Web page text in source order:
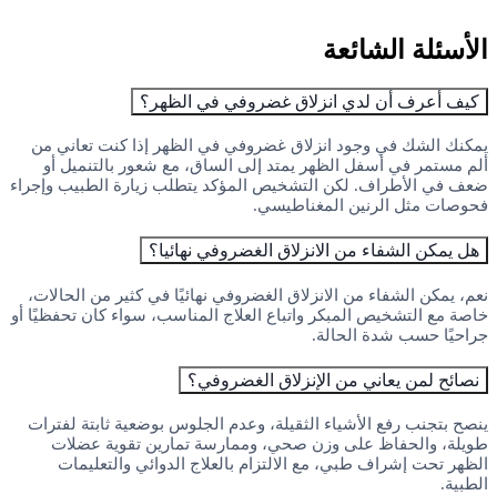
الأسئلة الشائعة
كيف أعرف أن لدي انزلاق غضروفي في الظهر؟
يمكنك الشك في وجود انزلاق غضروفي في الظهر إذا كنت تعاني من
ألم مستمر في أسفل الظهر يمتد إلى الساق، مع شعور بالتنميل أو
ضعف في الأطراف. لكن التشخيص المؤكد يتطلب زيارة الطبيب وإجراء
فحوصات مثل الرنين المغناطيسي.
هل يمكن الشفاء من الانزلاق الغضروفي نهائيا؟
نعم، يمكن الشفاء من الانزلاق الغضروفي نهائيًا في كثير من الحالات،
خاصة مع التشخيص المبكر واتباع العلاج المناسب، سواء كان تحفظيًا أو
جراحيًا حسب شدة الحالة.
نصائح لمن يعاني من الإنزلاق الغضروفي؟
ينصح بتجنب رفع الأشياء الثقيلة، وعدم الجلوس بوضعية ثابتة لفترات
طويلة، والحفاظ على وزن صحي، وممارسة تمارين تقوية عضلات
الظهر تحت إشراف طبي، مع الالتزام بالعلاج الدوائي والتعليمات
الطبية.